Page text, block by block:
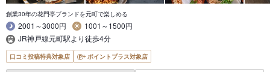
創業30年の花門亭ブランドを元町で楽しめる
2001～3000円
1001～1500円
JR神戸線元町駅より徒歩4分
口コミ投稿特典対象店 ポイントプラス対象店